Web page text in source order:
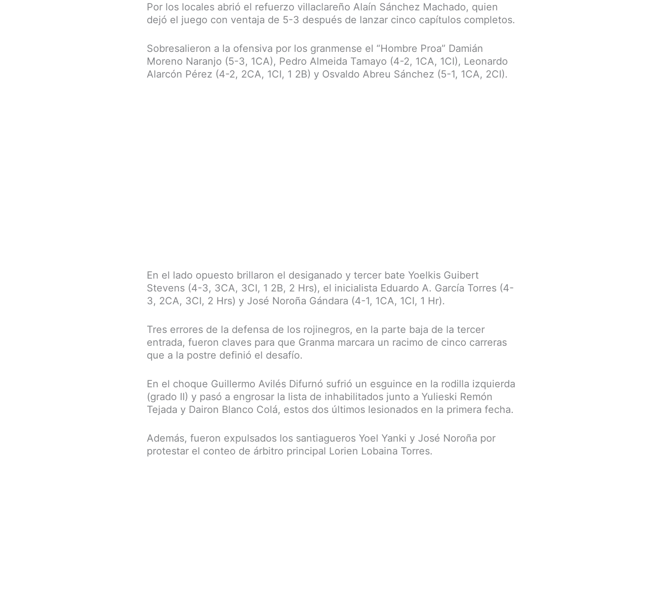
Por los locales abrió el refuerzo villaclareño Alaín Sánchez Machado, quien
dejó el juego con ventaja de 5-3 después de lanzar cinco capítulos completos.
Sobresalieron a la ofensiva por los granmense el “Hombre Proa” Damián
Moreno Naranjo (5-3, 1CA), Pedro Almeida Tamayo (4-2, 1CA, 1CI), Leonardo
Alarcón Pérez (4-2, 2CA, 1CI, 1 2B) y Osvaldo Abreu Sánchez (5-1, 1CA, 2CI).
En el lado opuesto brillaron el desiganado y tercer bate Yoelkis Guibert
Stevens (4-3, 3CA, 3CI, 1 2B, 2 Hrs), el inicialista Eduardo A. García Torres (4-
3, 2CA, 3CI, 2 Hrs) y José Noroña Gándara (4-1, 1CA, 1CI, 1 Hr).
Tres errores de la defensa de los rojinegros, en la parte baja de la tercer
entrada, fueron claves para que Granma marcara un racimo de cinco carreras
que a la postre definió el desafío.
En el choque Guillermo Avilés Difurnó sufrió un esguince en la rodilla izquierda
(grado II) y pasó a engrosar la lista de inhabilitados junto a Yulieski Remón
Tejada y Dairon Blanco Colá, estos dos últimos lesionados en la primera fecha.
Además, fueron expulsados los santiagueros Yoel Yanki y José Noroña por
protestar el conteo de árbitro principal Lorien Lobaina Torres.